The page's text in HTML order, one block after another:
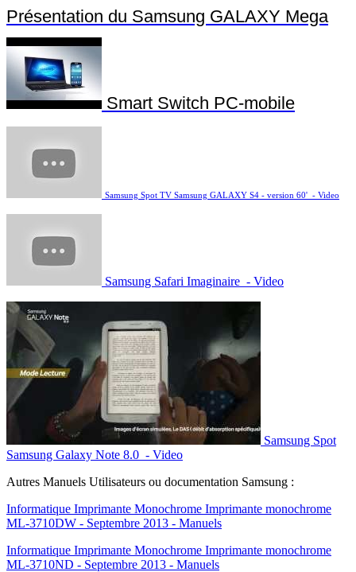
Présentation du Samsung GALAXY Mega
Smart Switch PC-mobile
Samsung Spot TV Samsung GALAXY S4 - version 60' - Video
Samsung Safari Imaginaire - Video
Samsung Spot
Samsung Galaxy Note 8.0 - Video
Autres Manuels Utilisateurs ou documentation Samsung :
Informatique Imprimante Monochrome Imprimante monochrome
ML-3710DW - Septembre 2013 - Manuels
Informatique Imprimante Monochrome Imprimante monochrome
ML-3710ND - Septembre 2013 - Manuels